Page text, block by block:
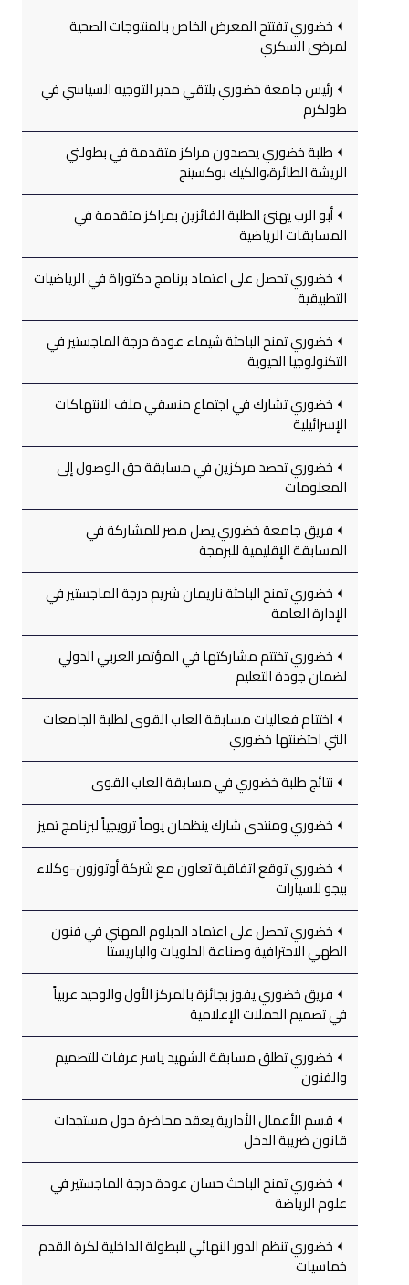
خضوري تفتتح المعرض الخاص بالمنتوجات الصحية
لمرضى السكري
رئيس جامعة خضوري يلتقي مدير التوجيه السياسي في
طولكرم
طلبة خضوري يحصدون مراكز متقدمة في بطولتي
الريشة الطائرة،والكيك بوكسينج
أبو الرب يهنئ الطلبة الفائزين بمراكز متقدمة في
المسابقات الرياضية
خضوري تحصل على اعتماد برنامج دكتوراة في الرياضيات
التطبيقية
خضوري تمنح الباحثة شيماء عودة درجة الماجستير في
التكنولوجيا الحيوية
خضوري تشارك في اجتماع منسقي ملف الانتهاكات
الإسرائيلية
خضوري تحصد مركزين في مسابقة حق الوصول إلى
المعلومات
فريق جامعة خضوري يصل مصر للمشاركة في
المسابقة الإقليمية للبرمجة
خضوري تمنح الباحثة ناريمان شريم درجة الماجستير في
الإدارة العامة
خضوري تختتم مشاركتها في المؤتمر العربي الدولي
لضمان جودة التعليم
اختتام فعاليات مسابقة العاب القوى لطلبة الجامعات
التي احتضنتها خضوري
نتائج طلبة خضوري في مسابقة العاب القوى
خضوري ومنتدى شارك ينظمان يوماً ترويجياً لبرنامج تميز
خضوري توقع اتفاقية تعاون مع شركة أوتوزون-وكلاء
بيجو للسيارات
خضوري تحصل على اعتماد الدبلوم المهني في فنون
الطهي الاحترافية وصناعة الحلويات والباريستا
فريق خضوري يفوز بجائزة بالمركز الأول والوحيد عربياً
في تصميم الحملات الإعلامية
خضوري تطلق مسابقة الشهيد ياسر عرفات للتصميم
والفنون
قسم الأعمال الأدارية يعقد محاضرة حول مستجدات
قانون ضريبة الدخل
خضوري تمنح الباحث حسان عودة درجة الماجستير في
علوم الرياضة
خضوري تنظم الدور النهائي للبطولة الداخلية لكرة القدم
خماسيات